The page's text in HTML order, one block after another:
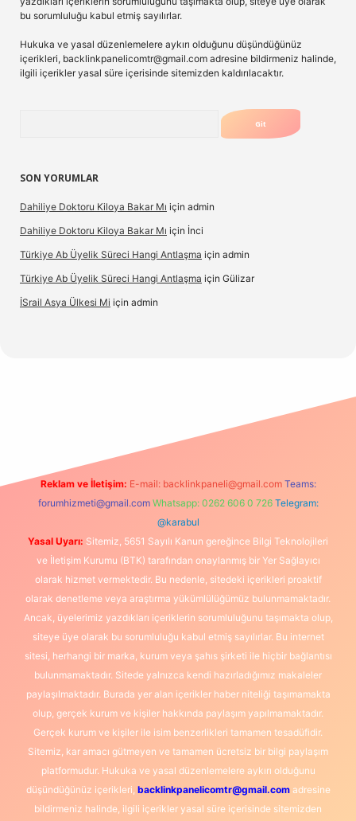
bu sorumluluğu kabul etmiş sayılırlar.
Hukuka ve yasal düzenlemelere aykırı olduğunu düşündüğünüz
içerikleri, backlinkpanelicomtr@gmail.com adresine bildirmeniz halinde,
ilgili içerikler yasal süre içerisinde sitemizden kaldırılacaktır.
SON YORUMLAR
Dahiliye Doktoru Kiloya Bakar Mı için admin
Dahiliye Doktoru Kiloya Bakar Mı için İnci
Türkiye Ab Üyelik Süreci Hangi Antlaşma için admin
Türkiye Ab Üyelik Süreci Hangi Antlaşma için Gülizar
İSrail Asya Ülkesi Mi için admin
Reklam ve İletişim: E-mail: backlinkpaneli@gmail.com Teams:
forumhizmeti@gmail.com Whatsapp: 0262 606 0 726 Telegram:
@karabul
Yasal Uyarı: Sitemiz, 5651 Sayılı Kanun gereğince Bilgi Teknolojileri
ve İletişim Kurumu (BTK) tarafından onaylanmış bir Yer Sağlayıcı
olarak hizmet vermektedir. Bu nedenle, sitedeki içerikleri proaktif
olarak denetleme veya araştırma yükümlülüğümüz bulunmamaktadır.
Ancak, üyelerimiz yazdıkları içeriklerin sorumluluğunu taşımakta olup,
siteye üye olarak bu sorumluluğu kabul etmiş sayılırlar. Bu internet
sitesi, herhangi bir marka, kurum veya şahıs şirketi ile hiçbir bağlantısı
bulunmamaktadır. Sitede yalnızca kendi hazırladığımız makaleler
paylaşılmaktadır. Burada yer alan içerikler haber niteliği taşımamakta
olup, gerçek kurum ve kişiler hakkında paylaşım yapılmamaktadır.
Gerçek kurum ve kişiler ile isim benzerlikleri tamamen tesadüfidir.
Sitemiz, kar amacı gütmeyen ve tamamen ücretsiz bir bilgi paylaşım
platformudur. Hukuka ve yasal düzenlemelere aykırı olduğunu
düşündüğünüz içerikleri, backlinkpanelicomtr@gmail.comadresine
bildirmeniz halinde, ilgili içerikler yasal süre içerisinde sitemizden